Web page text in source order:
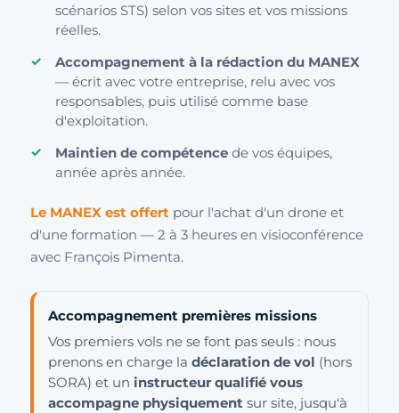
scénarios STS) selon vos sites et vos missions
réelles.
Accompagnement à la rédaction du MANEX
— écrit avec votre entreprise, relu avec vos
responsables, puis utilisé comme base
d'exploitation.
Maintien de compétence de vos équipes,
année après année.
Le MANEX est offert pour l'achat d'un drone et
d'une formation — 2 à 3 heures en visioconférence
avec François Pimenta.
Accompagnement premières missions
Vos premiers vols ne se font pas seuls : nous
prenons en charge la déclaration de vol (hors
SORA) et un instructeur qualifié vous
accompagne physiquement sur site, jusqu'à